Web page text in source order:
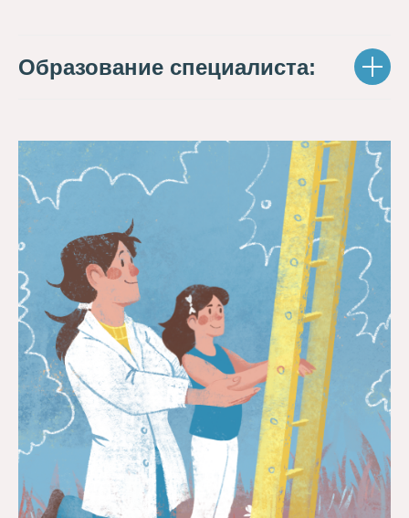
Образование специалиста: